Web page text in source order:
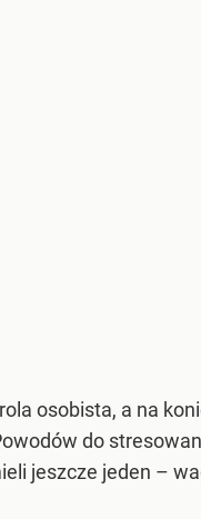
osobista, a na
do
jeszcze jeden –